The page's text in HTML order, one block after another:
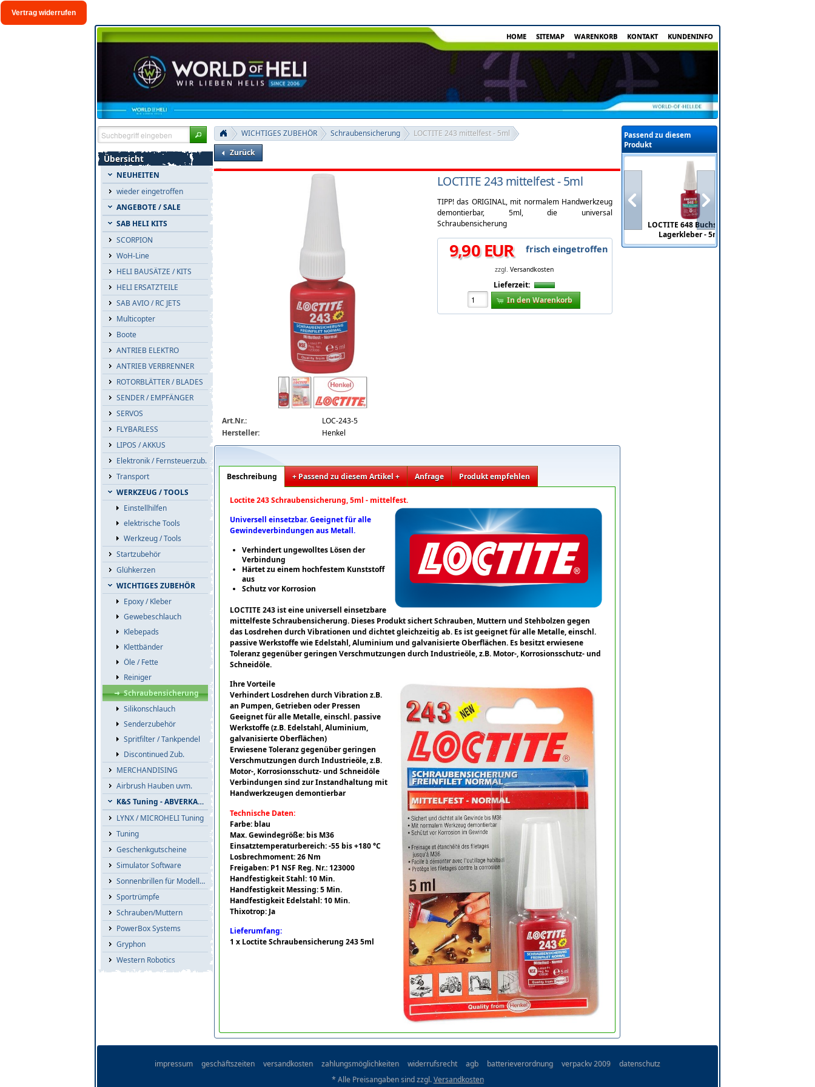
Vertrag widerrufen
HOME SITEMAP WARENKORB KONTAKT KUNDENINFO
Übersicht
NEUHEITEN
wieder eingetroffen
ANGEBOTE / SALE
SAB HELI KITS
SCORPION
WoH-Line
HELI BAUSÄTZE / KITS
HELI ERSATZTEILE
SAB AVIO / RC JETS
Multicopter
Boote
ANTRIEB ELEKTRO
ANTRIEB VERBRENNER
ROTORBLÄTTER / BLADES
SENDER / EMPFÄNGER
SERVOS
FLYBARLESS
LIPOS / AKKUS
Elektronik / Fernsteuerzub.
Transport
WERKZEUG / TOOLS
Einstellhilfen
elektrische Tools
Werkzeug / Tools
Startzubehör
Glühkerzen
WICHTIGES ZUBEHÖR
Epoxy / Kleber
Gewebeschlauch
Klebepads
Klettbänder
Öle / Fette
Reiniger
Schraubensicherung
Silikonschlauch
Senderzubehör
Spritfilter / Tankpendel
Discontinued Zub.
MERCHANDISING
Airbrush Hauben uvm.
K&S Tuning - ABVERKAUF
LYNX / MICROHELI Tuning
Tuning
Geschenkgutscheine
Simulator Software
Sonnenbrillen für Modellflieger
Sportrümpfe
Schrauben/Muttern
PowerBox Systems
Gryphon
Western Robotics
Passend zu diesem
Produkt
LOCTITE 648 Buchsen &
Lagerkleber - 5ml
WICHTIGES ZUBEHÖR Schraubensicherung
LOCTITE 243 mittelfest - 5ml
Zurück
loctite-243-5ml-flasche.jpg
Art.Nr.:
LOC-243-5
Hersteller:
Henkel
LOCTITE 243 mittelfest - 5ml
TIPP! das ORIGINAL, mit normalem Handwerkzeug
demontierbar, 5ml, die universal
Schraubensicherung
9,90EUR frisch eingetroffen
zzgl. Versandkosten
Lieferzeit:
In den Warenkorb
Beschreibung + Passend zu diesem Artikel + Anfrage Produkt empfehlen
Loctite 243 Schraubensicherung, 5ml - mittelfest.
Universell einsetzbar. Geeignet für alle
Gewindeverbindungen aus Metall.
Verhindert ungewolltes Lösen der
Verbindung
Härtet zu einem hochfestem Kunststoff
aus
Schutz vor Korrosion
LOCTITE 243 ist eine universell einsetzbare
mittelfeste Schraubensicherung. Dieses Produkt sichert Schrauben, Muttern und Stehbolzen gegen
das Losdrehen durch Vibrationen und dichtet gleichzeitig ab. Es ist geeignet für alle Metalle, einschl.
passive Werkstoffe wie Edelstahl, Aluminium und galvanisierte Oberflächen. Es besitzt erwiesene
Toleranz gegenüber geringen Verschmutzungen durch Industrieöle, z.B. Motor-, Korrosionsschutz- und
Schneidöle.
Ihre Vorteile
Verhindert Losdrehen durch Vibration z.B.
an Pumpen, Getrieben oder Pressen
Geeignet für alle Metalle, einschl. passive
Werkstoffe (z.B. Edelstahl, Aluminium,
galvanisierte Oberflächen)
Erwiesene Toleranz gegenüber geringen
Verschmutzungen durch Industrieöle, z.B.
Motor-, Korrosionsschutz- und Schneidöle
Verbindungen sind zur Instandhaltung mit
Handwerkzeugen demontierbar
Technische Daten:
Farbe: blau
Max. Gewindegröße: bis M36
Einsatztemperaturbereich: -55 bis +180 °C
Losbrechmoment: 26 Nm
Freigaben: P1 NSF Reg. Nr.: 123000
Handfestigkeit Stahl: 10 Min.
Handfestigkeit Messing: 5 Min.
Handfestigkeit Edelstahl: 10 Min.
Thixotrop: Ja
Lieferumfang:
1 x Loctite Schraubensicherung 243 5ml
impressum geschäftszeiten versandkosten zahlungsmöglichkeiten widerrufsrecht agb batterieverordnung verpackv 2009
datenschutz
* Alle Preisangaben sind zzgl.Versandkosten